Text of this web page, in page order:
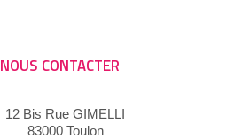
NOUS CONTACTER
12 Bis Rue GIMELLI
83000 Toulon